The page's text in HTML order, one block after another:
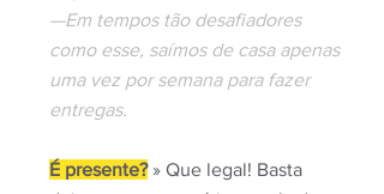
—Em tempos tão desafiadores
como esse, saímos de casa apenas
uma vez por semana para fazer
entregas.
É presente?» Que legal! Basta